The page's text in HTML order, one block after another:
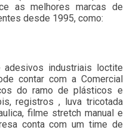
as melhores marcas de
desde 1995, como:
adesivos industriais loctite
contar com a Comercial
do ramo de plásticos e
registros , luva tricotada
filme stretch manual e
conta com um time de